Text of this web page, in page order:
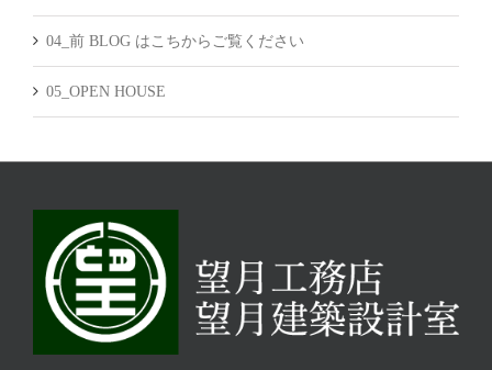
04_前 BLOG はこちからご覧ください
05_OPEN HOUSE